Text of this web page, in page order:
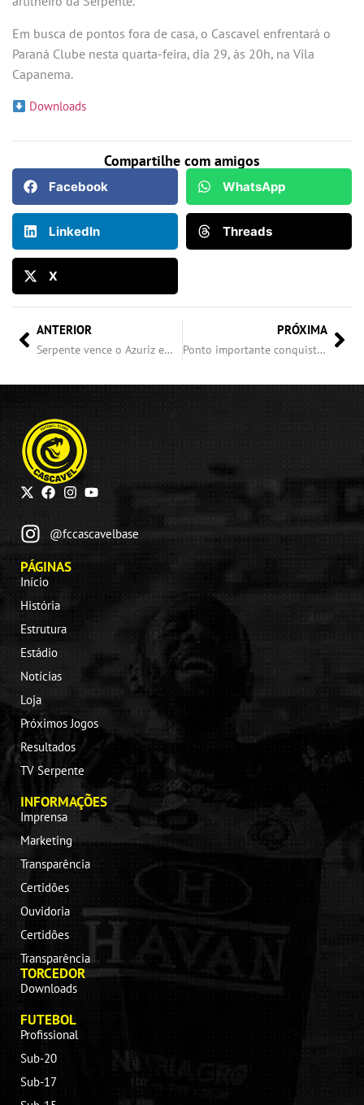
Em busca de pontos fora de casa, o Cascavel enfrentará o
Paraná Clube nesta quarta-feira, dia 29, às 20h, na Vila
Capanema.
Downloads
Compartilhe com amigos
Facebook WhatsApp
LinkedIn Threads
X
ANTERIOR
Serpente vence o Azuriz em casa e sobe na tabela
PRÓXIMA
Ponto importante conquistado na capital
@fccascavelbase
PÁGINAS
Início
História
Estrutura
Estádio
Notícias
Loja
Próximos Jogos
Resultados
TV Serpente
INFORMAÇÕES
Imprensa
Marketing
Transparência
Certidões
Ouvidoria
Certidões
Transparência
TORCEDOR
Downloads
FUTEBOL
Profissional
Sub-20
Sub-17